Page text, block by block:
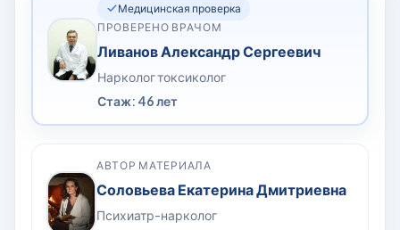
Медицинская проверка
ПРОВЕРЕНО ВРАЧОМ
Ливанов Александр Сергеевич
Нарколог токсиколог
Стаж: 46 лет
АВТОР МАТЕРИАЛА
Соловьева Екатерина Дмитриевна
Психиатр-нарколог